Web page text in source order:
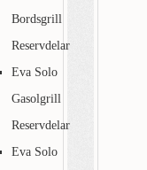
Bordsgrill
Reservdelar
Eva Solo
Gasolgrill
Reservdelar
Eva Solo